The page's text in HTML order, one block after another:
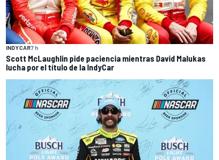
INDYCAR7 h
Scott McLaughlin pide paciencia mientras David Malukas
lucha por el título de la IndyCar